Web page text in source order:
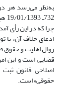
به‌نظر می‌رسد هر
چرا که در این رأی
ادعای خلاف آن، با
زوال اهلیت و حقوق
قضایی است و این
اصلاحی قانون
حقوقی» است.